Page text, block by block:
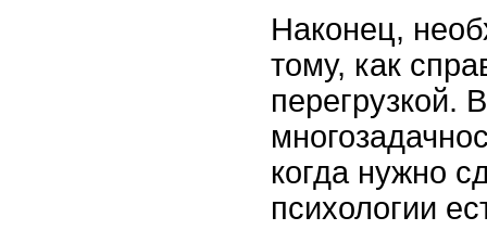
Наконец,
тому, как
перегрузкой.
когда нужно
психологии